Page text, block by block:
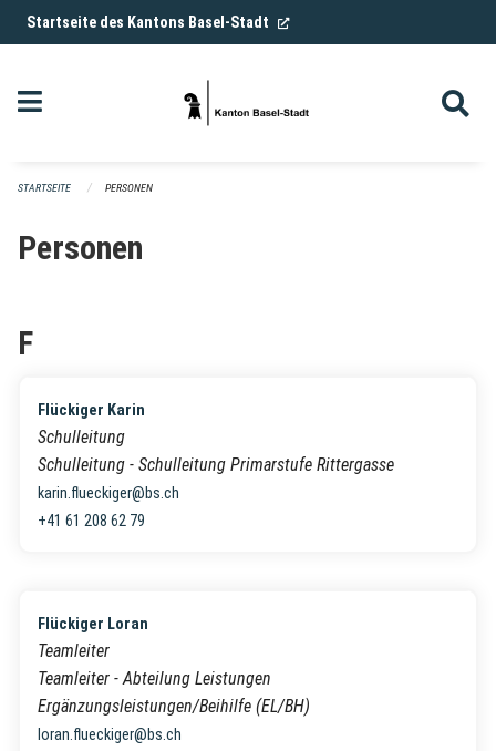
Navigation überspringen
Startseite des Kantons Basel-Stadt (External Link)
STARTSEITE PERSONEN
Personen
F
Flückiger Karin
Schulleitung
Schulleitung - Schulleitung Primarstufe Rittergasse
karin.flueckiger@bs.ch
+41 61 208 62 79
Flückiger Loran
Teamleiter
Teamleiter - Abteilung Leistungen
Ergänzungsleistungen/Beihilfe (EL/BH)
loran.flueckiger@bs.ch